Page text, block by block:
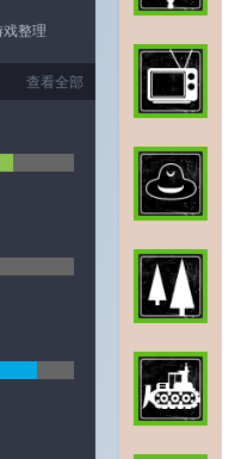
戏整理
查看全部